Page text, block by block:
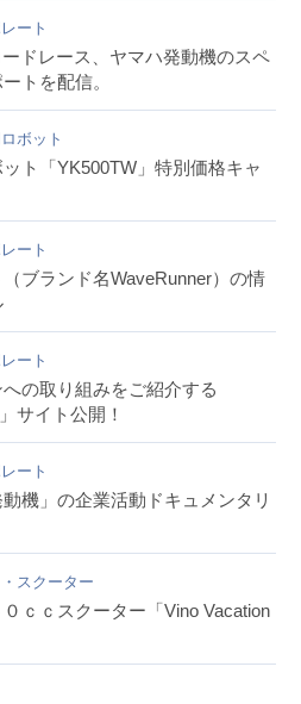
ート
ドレース、ヤマハ発動機のスペ
トを配信。
ボット
ト「YK500TW」特別価格キャ
ート
ブランド名WaveRunner）の情
ート
への取り組みをご紹介する
サイト公開！
ート
機」の企業活動ドキュメンタリ
スクーター
ｃｃスクーター「Vino Vacation